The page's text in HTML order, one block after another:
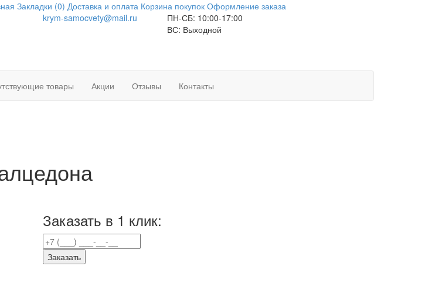
Закладки (0) Доставка и оплата Корзина покупок Оформление заказа
krym-samocvety@mail.ru
ПН-СБ: 10:00-17:00
ВС: Выходной
товары Акции Отзывы Контакты
Заказать в 1 клик:
Заказать